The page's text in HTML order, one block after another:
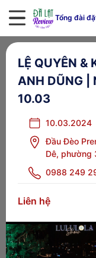
Tổng đài
LỆ QUYÊN &
ANH DŨNG |
10.03
10.03.2024
Đầu Đèo
Dê, phường
0988 249
Liên hệ